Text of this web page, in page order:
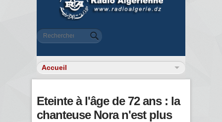
Formulaire de recherche
Rechercher
Eteinte à l'âge de 72 ans : la
chanteuse Nora n'est plus